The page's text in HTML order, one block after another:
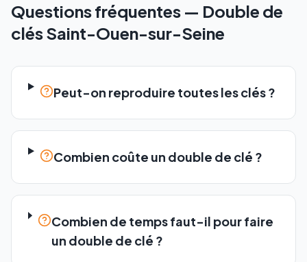
Questions fréquentes — Double de
clésSaint-Ouen-sur-Seine
Peut-on reproduire toutes les clés ?
Combien coûte un double de clé ?
Combien de temps faut-il pour faire
un double de clé ?